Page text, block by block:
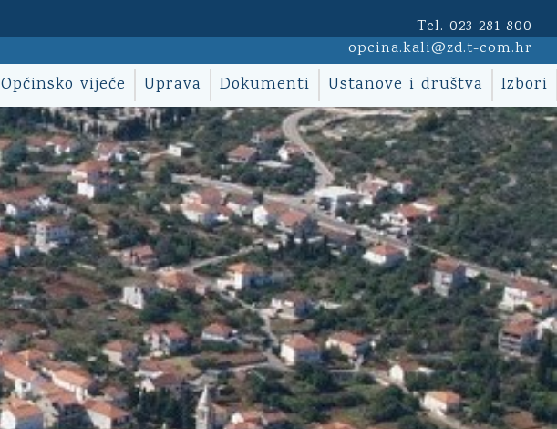
Tel. 023 281 800
opcina.kali@zd.t-com.hr
Općinsko vijeće Uprava Dokumenti Ustanove i društva Izbori